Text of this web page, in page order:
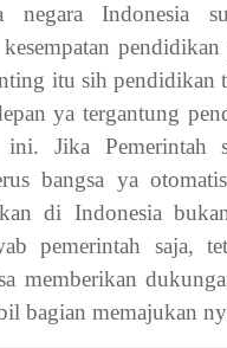
negara Indonesia
itu sih pendidikan
ya tergantung
Jika Pemerintah
bangsa ya
di Indonesia
pemerintah saja,
memberikan
bagian memajukan